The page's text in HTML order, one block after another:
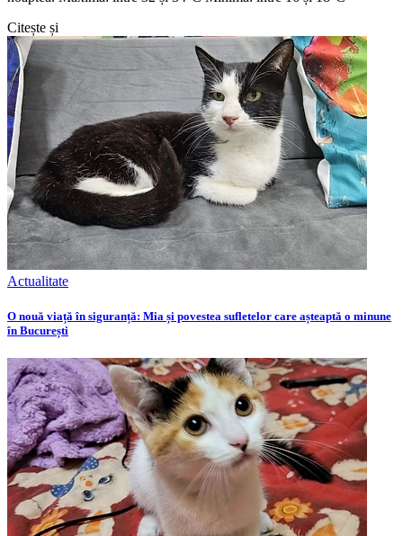
Citește și
Actualitate
O nouă viață în siguranță: Mia și povestea sufletelor care așteaptă o minune
în București